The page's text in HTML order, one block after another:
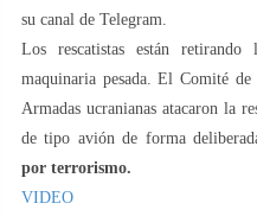
su canal de Telegram.
Los rescatistas están retirando
maquinaria pesada. El Comité
Armadas ucranianas atacaron la
de tipo avión de forma
por terrorismo.
VIDEO